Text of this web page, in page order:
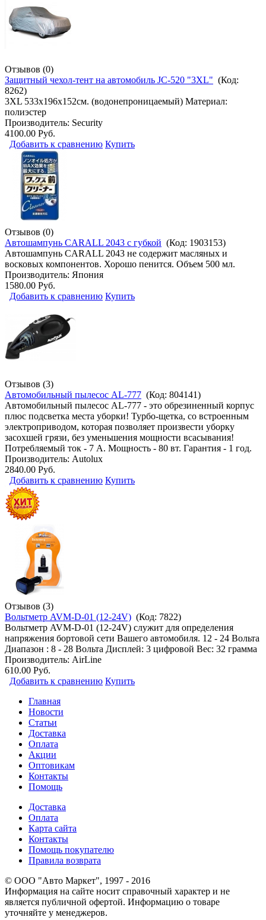
Отзывов (0)
Защитный чехол-тент на автомобиль JC-520 "3XL" (Код:
8262)
3XL 533х196х152см. (водонепроницаемый) Материал:
полиэстер
Производитель: Security
4100.00 Руб.
Добавить к сравнению Купить
Отзывов (0)
Автошампунь CARALL 2043 с губкой (Код: 1903153)
Автошампунь CARALL 2043 не содержит масляных и
восковых компонентов. Хорошо пенится. Объем 500 мл.
Производитель: Япония
1580.00 Руб.
Добавить к сравнению Купить
Отзывов (3)
Автомобильный пылесос AL-777 (Код: 804141)
Автомобильный пылесос AL-777 - это обрезиненный корпус
плюс подсветка места уборки! Турбо-щетка, со встроенным
электроприводом, которая позволяет произвести уборку
засохшей грязи, без уменьшения мощности всасывания!
Потребляемый ток - 7 А. Мощность - 80 вт. Гарантия - 1 год.
Производитель: Autolux
2840.00 Руб.
Добавить к сравнению Купить
Отзывов (3)
Вольтметр AVM-D-01 (12-24V) (Код: 7822)
Вольтметр AVM-D-01 (12-24V) служит для определения
напряжения бортовой сети Вашего автомобиля. 12 - 24 Вольта
Диапазон : 8 - 28 Вольта Дисплей: 3 цифровой Вес: 32 грамма
Производитель: AirLine
610.00 Руб.
Добавить к сравнению Купить
Главная
Новости
Статьи
Доставка
Оплата
Акции
Оптовикам
Контакты
Помощь
Доставка
Оплата
Карта сайта
Контакты
Помощь покупателю
Правила возврата
© ООО "Авто Маркет", 1997 - 2016
Информация на сайте носит справочный характер и не
является публичной офертой. Информацию о товаре
уточняйте у менеджеров.